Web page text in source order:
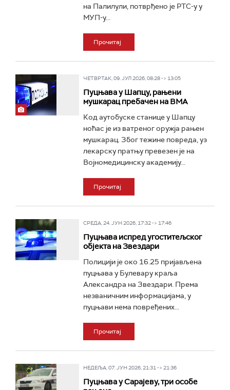
на Палилули, потврђено је РТС-у у
МУП-у...
Прочитај
ЧЕТВРТАК, 09. ЈУЛ 2026, 08:28 -> 13:05
Пуцњава у Шапцу, рањени
мушкарац пребачен на ВМА
Код аутобуске станице у Шапцу
ноћас је из ватреног оружја рањен
мушкарац. Због тежине повреда, уз
лекарску пратњу превезен је на
Војномедицинску академију...
Прочитај
СРЕДА, 24. ЈУН 2026, 17:32 -> 17:46
Пуцњава испред угоститељског
објекта на Звездари
Полицији је око 16.25 пријављена
пуцњава у Булевару краља
Александра на Звездари. Према
незваничним информацијама, у
пуцњави нема повређених...
Прочитај
НЕДЕЉА, 07. ЈУН 2026, 21:31 -> 21:36
Пуцњава у Сарајеву, три особе